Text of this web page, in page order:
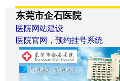
东莞市企石医院
医院网站建设
医院官网，预约挂号系统